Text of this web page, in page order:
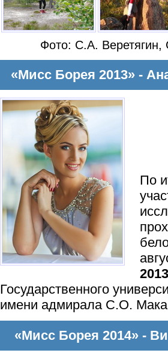
Фото: С.А.
«Мисс Борея 2013» -
По
2013
Государственного
имени адмирала С.О.
«Мисс Борея 2014» -